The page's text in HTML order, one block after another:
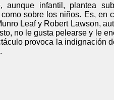
aunque infantil, plantea
sobre los niños. Es,
Leaf y Robert Lawson,
no le gusta pelearse y le
provoca la indignación